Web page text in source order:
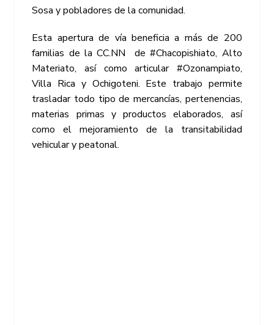
Sosa y pobladores de la comunidad.
Esta apertura de vía beneficia a más de 200
familias de la CC.NN de #Chacopishiato, Alto
Materiato, así como articular #Ozonampiato,
Villa Rica y Ochigoteni. Este trabajo permite
trasladar todo tipo de mercancías, pertenencias,
materias primas y productos elaborados, así
como el mejoramiento de la transitabilidad
vehicular y peatonal.